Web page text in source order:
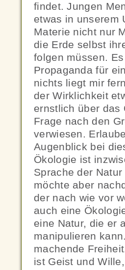
findet. Jungen
etwas in unserem
Materie nicht nur
die Erde selbst
folgen müssen.
Propaganda für
nichts liegt mir
der Wirklichkeit
ernstlich über das
Frage nach den
verwiesen.
Augenblick bei
Ökologie ist
Sprache der
möchte aber
der nach wie vor
auch eine
eine Natur, die er
manipulieren
machende
ist Geist und